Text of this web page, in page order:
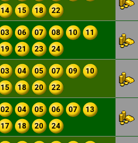
14 15 18 22
03 06 07 08 10
11
19 21 23 24
03 04 05 07 09
10
15 18 20 22
02 04 05 06 07
13
17 18 20 24